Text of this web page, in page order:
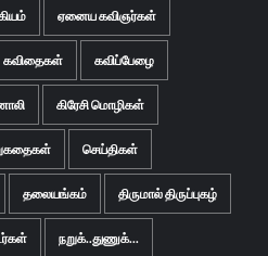
ஏனைய கவிஞர்கள்
கவிதைகள் கவிப்பேழை
கிரேசி மொழிகள்
செய்திகள்
தலையங்கம் திருமால் திருப்புகழ்
நறுக்..துணுக்...